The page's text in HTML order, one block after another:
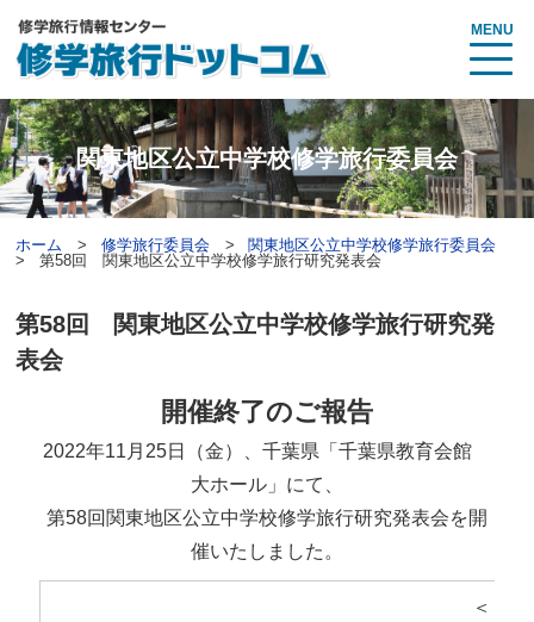
MENU
関東地区公立中学校修学旅行委員会
ホーム 修学旅行委員会
関東地区公立中学校修学旅行委員会
第58回 関東地区公立中学校修学旅行研究発表会
第58回 関東地区公立中学校修学旅行研究発
表会
開催終了のご報告
2022年11月25日（金）、千葉県「千葉県教育会館
大ホール」にて、
第58回関東地区公立中学校修学旅行研究発表会を開
催いたしました。
＜ 発